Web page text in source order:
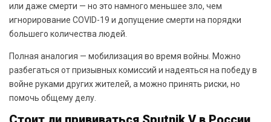
или даже смерти — но это намного меньшее зло, чем
игнорирование COVID-19 и допущение смерти на порядки
большего количества людей.
Полная аналогия — мобилизация во время войны. Можно
разбегаться от призывных комиссий и надеяться на победу в
войне руками других жителей, а можно принять риски, но
помочь общему делу.